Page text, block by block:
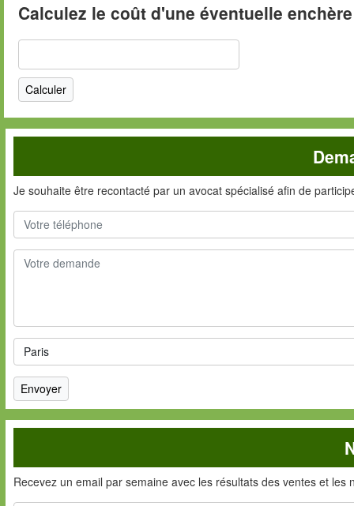
Calculez le coût d'une éventuelle
Je souhaite être recontacté par un avocat spécialisé afin de
Recevez un email par semaine avec les résultats des ventes et